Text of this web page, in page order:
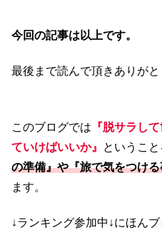
今回の記事は以上です。
最後まで読んで頂きありがと
このブログでは 『脱サラし
ていけばいいか』
ということ
の準備』や『旅で気をつけ
ます。
↓ランキング参加中↓にほんブ